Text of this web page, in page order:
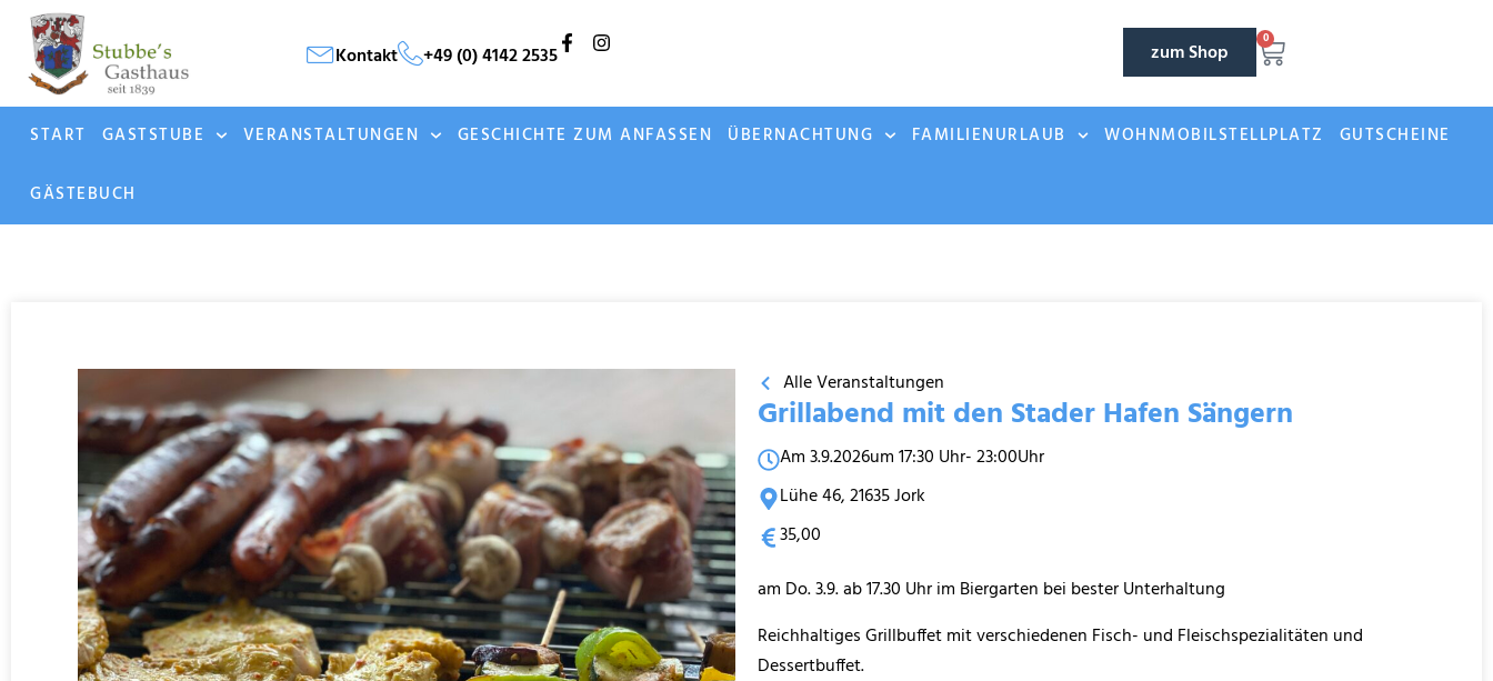
Kontakt +49 (0) 4142 2535 zum Shop
0
START GASTSTUBE VERANSTALTUNGEN GESCHICHTE ZUM ANFASSEN ÜBERNACHTUNG FAMILIENURLAUB WOHNMOBILSTELLPLATZ GUTSCHEINE
GÄSTEBUCH
Alle Veranstaltungen
Grillabend mit den Stader Hafen Sängern
Am 3.9.2026um 17:30 Uhr- 23:00Uhr
Lühe 46, 21635 Jork
35,00
am Do. 3.9. ab 17.30 Uhr im Biergarten bei bester Unterhaltung
Reichhaltiges Grillbuffet mit verschiedenen Fisch- und Fleischspezialitäten und
Dessertbuffet.